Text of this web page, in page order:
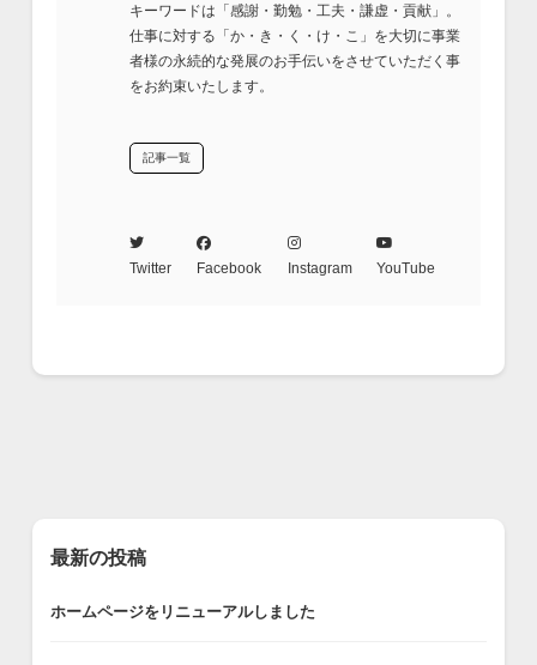
キーワードは「感謝・勤勉・工夫・謙虚・貢献」。
仕事に対する「か・き・く・け・こ」を大切に事業
者様の永続的な発展のお手伝いをさせていただく事
をお約束いたします。
記事一覧
Twitter Facebook Instagram YouTube
最新の投稿
ホームページをリニューアルしました